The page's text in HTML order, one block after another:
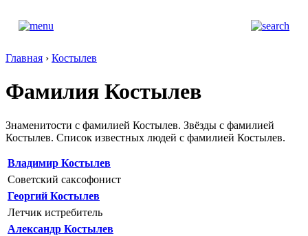
Главная › Костылев
Фамилия Костылев
Знаменитости с фамилией Костылев. Звёзды с фамилией
Костылев. Список известных людей с фамилией Костылев.
Владимир Костылев
Советский саксофонист
Георгий Костылев
Летчик истребитель
Александр Костылев